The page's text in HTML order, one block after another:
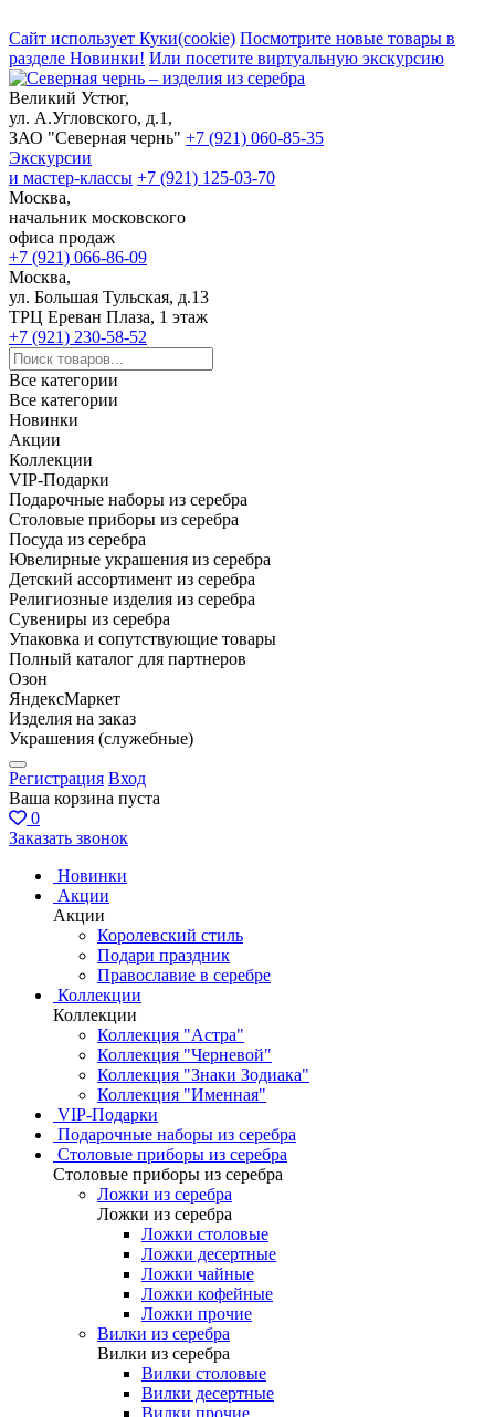
Сайт использует Куки(cookie) Посмотрите новые товары в
разделе Новинки! Или посетите виртуальную экскурсию
Великий Устюг,
ул. А.Угловского, д.1,
ЗАО "Северная чернь" +7 (921) 060-85-35
Экскурсии
и мастер-классы +7 (921) 125-03-70
Москва,
начальник московского
офиса продаж
+7 (921) 066-86-09
Москва,
ул. Большая Тульская, д.13
ТРЦ Ереван Плаза, 1 этаж
+7 (921) 230-58-52
Все категории
Все категории
Новинки
Акции
Коллекции
VIP-Подарки
Подарочные наборы из серебра
Столовые приборы из серебра
Посуда из серебра
Ювелирные украшения из серебра
Детский ассортимент из серебра
Религиозные изделия из серебра
Сувениры из серебра
Упаковка и сопутствующие товары
Полный каталог для партнеров
Озон
ЯндексМаркет
Изделия на заказ
Украшения (служебные)
Регистрация Вход
Ваша корзина пуста
0
Заказать звонок
Новинки
Акции
Акции
Королевский стиль
Подари праздник
Православие в серебре
Коллекции
Коллекции
Коллекция "Астра"
Коллекция "Черневой"
Коллекция "Знаки Зодиака"
Коллекция "Именная"
VIP-Подарки
Подарочные наборы из серебра
Столовые приборы из серебра
Столовые приборы из серебра
Ложки из серебра
Ложки из серебра
Ложки столовые
Ложки десертные
Ложки чайные
Ложки кофейные
Ложки прочие
Вилки из серебра
Вилки из серебра
Вилки столовые
Вилки десертные
Вилки прочие